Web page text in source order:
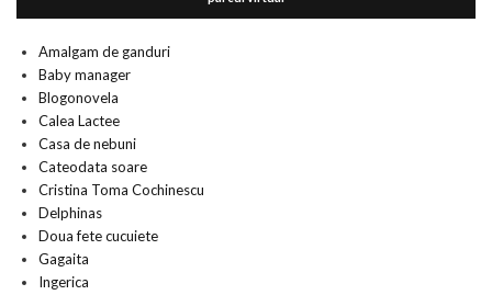
Amalgam de ganduri
Baby manager
Blogonovela
Calea Lactee
Casa de nebuni
Cateodata soare
Cristina Toma Cochinescu
Delphinas
Doua fete cucuiete
Gagaita
Ingerica